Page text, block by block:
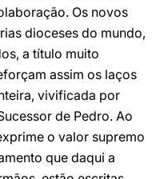
Os novos
dioceses do mundo,
a título muito
assim os laços
vivificada por
de Pedro. Ao
o valor supremo
que daqui a